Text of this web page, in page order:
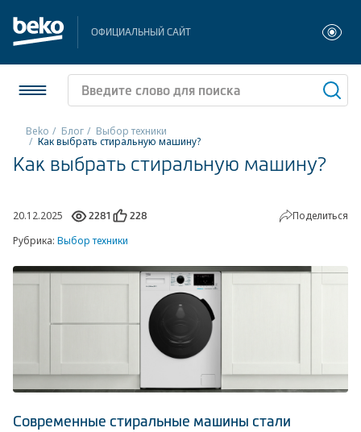
ОФИЦИАЛЬНЫЙ САЙТ
Холодильники и морозильники
Плиты
Встраиваемая техника
Малая бытовая техника
Климатическая техника
Beko Блог Выбор техники
Как выбрать стиральную машину?
Как выбрать стиральную машину?
20.12.2025 2281 228
Поделиться
Рубрика: Выбор техники
Современные стиральные машины стали